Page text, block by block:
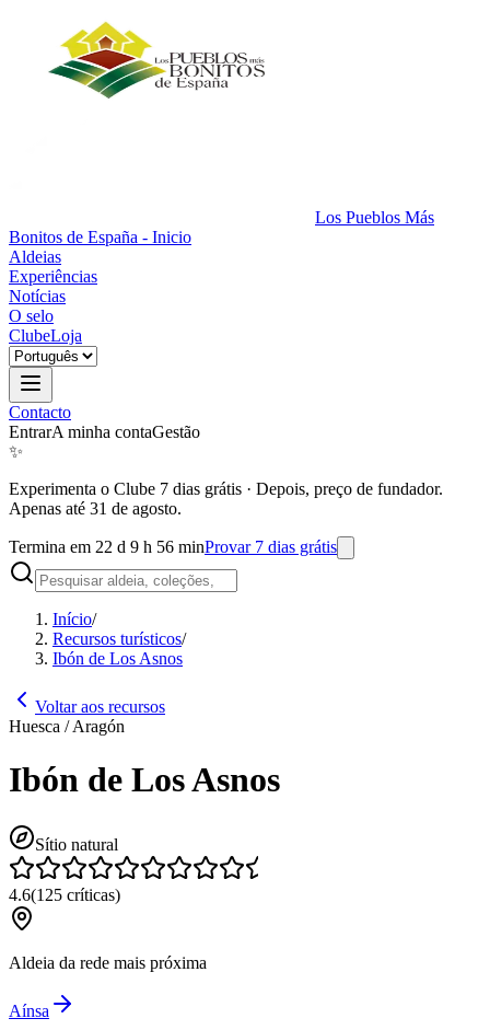
Los Pueblos Más
Bonitos de España - Inicio
Aldeias
Experiências
Notícias
O selo
ClubeLoja
Contacto
EntrarA minha contaGestão
✨
Experimenta o Clube 7 dias grátis · Depois, preço de fundador.
Apenas até 31 de agosto.
Termina em 22 d 9 h 56 minProvar 7 dias grátis
Início/
Recursos turísticos/
Ibón de Los Asnos
Voltar aos recursos
Huesca / Aragón
Ibón de Los Asnos
Sítio natural
4.6(125 críticas)
Aldeia da rede mais próxima
Aínsa